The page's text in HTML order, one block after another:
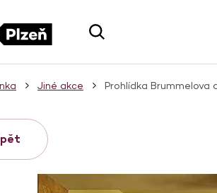
Jiné akce Prohlídka Brummelova